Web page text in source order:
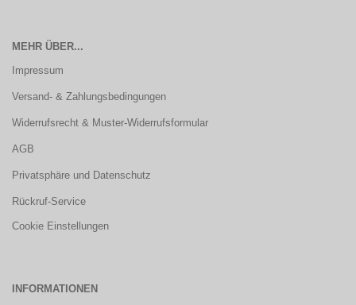
MEHR ÜBER...
Impressum
Versand- & Zahlungsbedingungen
Widerrufsrecht & Muster-Widerrufsformular
AGB
Privatsphäre und Datenschutz
Rückruf-Service
Cookie Einstellungen
INFORMATIONEN